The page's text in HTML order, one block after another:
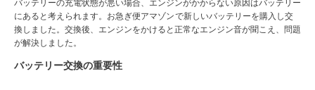
バッテリーの充電状態が悪い場合、エンジンがかからない原因はバッテリー
にあると考えられます。お急ぎ便アマゾンで新しいバッテリーを購入し交
換しました。交換後、エンジンをかけると正常なエンジン音が聞こえ、問題
が解決しました。
バッテリー交換の重要性